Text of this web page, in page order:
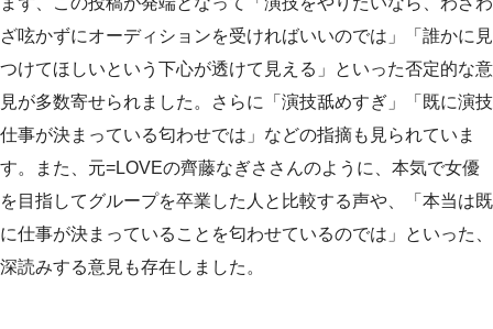
ざ呟かずにオーディションを受ければいいのでは」「誰かに見
つけてほしいという下心が透けて見える」といった否定的な意
見が多数寄せられました。さらに「演技舐めすぎ」「既に演技
仕事が決まっている匂わせでは」などの指摘も見られていま
す。また、元=LOVEの齊藤なぎささんのように、本気で女優
を目指してグループを卒業した人と比較する声や、「本当は既
に仕事が決まっていることを匂わせているのでは」といった、
深読みする意見も存在しました。